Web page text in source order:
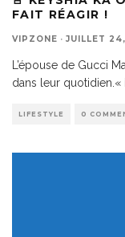
FAIT RÉAGIR !
VIPZONE · JUILLET
L’épouse de Gucci
dans leur quotidien.«
LIFESTYLE 0